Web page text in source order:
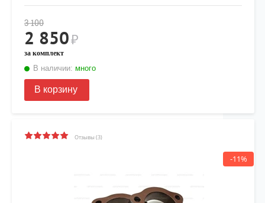
3 100
2 850₽
за комплект
В наличии: много
В корзину
Отзывы (3)
-11%